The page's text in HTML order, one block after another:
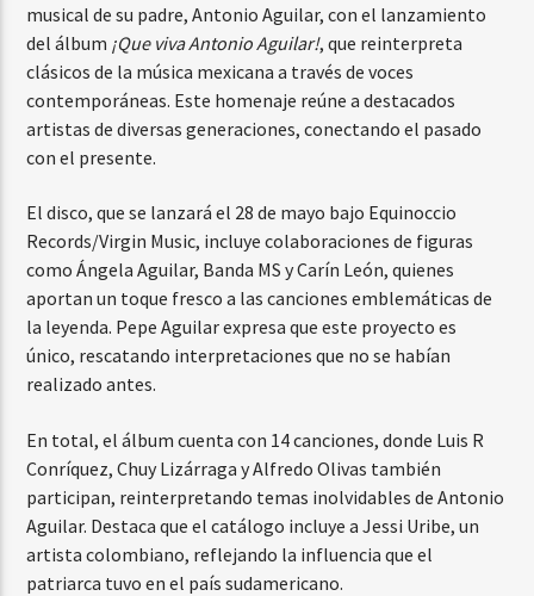
musical de su padre, Antonio Aguilar, con el lanzamiento
del álbum ¡Que viva Antonio Aguilar!, que reinterpreta
clásicos de la música mexicana a través de voces
contemporáneas. Este homenaje reúne a destacados
artistas de diversas generaciones, conectando el pasado
con el presente.
El disco, que se lanzará el 28 de mayo bajo Equinoccio
Records/Virgin Music, incluye colaboraciones de figuras
como Ángela Aguilar, Banda MS y Carín León, quienes
aportan un toque fresco a las canciones emblemáticas de
la leyenda. Pepe Aguilar expresa que este proyecto es
único, rescatando interpretaciones que no se habían
realizado antes.
En total, el álbum cuenta con 14 canciones, donde Luis R
Conríquez, Chuy Lizárraga y Alfredo Olivas también
participan, reinterpretando temas inolvidables de Antonio
Aguilar. Destaca que el catálogo incluye a Jessi Uribe, un
artista colombiano, reflejando la influencia que el
patriarca tuvo en el país sudamericano.